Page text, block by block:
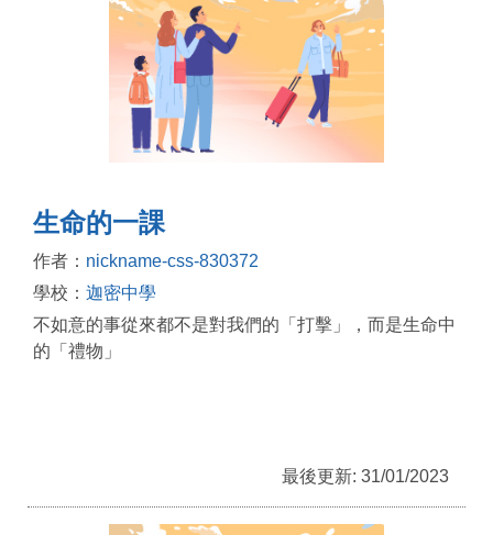
生命的一課
作者： nickname-css-830372
學校： 迦密中學
不如意的事從來都不是對我們的「打擊」，而是生命中
的「禮物」
最後更新: 31/01/2023